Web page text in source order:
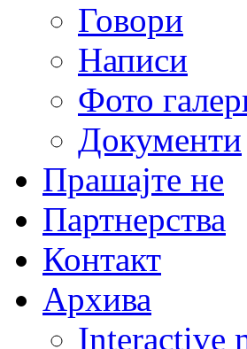
Говори
Написи
Фото
Документи
Прашајте не
Партнерства
Контакт
Архива
Interactive